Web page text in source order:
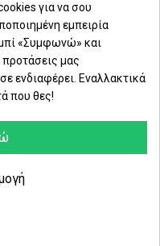
για να σου
εμπειρία
«Συμφωνώ» και
μας
ενδιαφέρει. Εναλλακτικά
που θες!